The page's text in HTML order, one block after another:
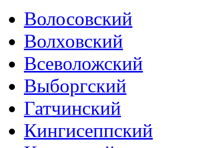
Волосовский
Волховский
Всеволожский
Выборгский
Гатчинский
Кингисеппский